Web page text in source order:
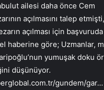
ailesi daha önce Cem
açılmasını talep
açılması için
haberine göre; Uzmanlar,
yumuşak doku
düşünüyor.
gundem/gar…